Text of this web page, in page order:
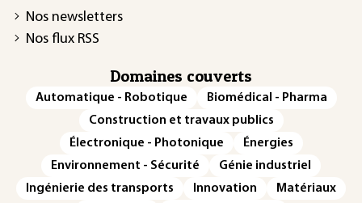
Nos newsletters
Nos flux RSS
Domaines couverts
Automatique - Robotique
Biomédical - Pharma
Construction et travaux publics
Électronique - Photonique
Énergies
Environnement - Sécurité
Génie industriel
Ingénierie des transports
Innovation
Matériaux